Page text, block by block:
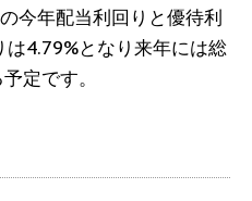
今年配当利回りと優待利
4.79%となり来年には総
定です。